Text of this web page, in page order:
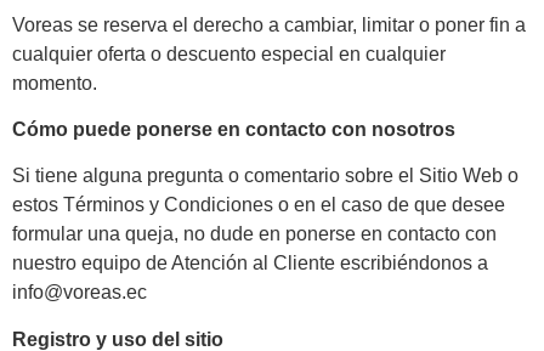
Voreas se reserva el derecho a cambiar, limitar o poner fin a
cualquier oferta o descuento especial en cualquier
momento.
Cómo puede ponerse en contacto con nosotros
Si tiene alguna pregunta o comentario sobre el Sitio Web o
estos Términos y Condiciones o en el caso de que desee
formular una queja, no dude en ponerse en contacto con
nuestro equipo de Atención al Cliente escribiéndonos a
info@voreas.ec
Registro y uso del sitio